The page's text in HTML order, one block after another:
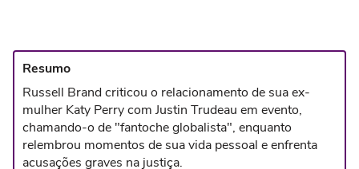
Resumo
Russell Brand criticou o relacionamento de sua ex-
mulher Katy Perry com Justin Trudeau em evento,
chamando-o de "fantoche globalista", enquanto
relembrou momentos de sua vida pessoal e enfrenta
acusações graves na justiça.